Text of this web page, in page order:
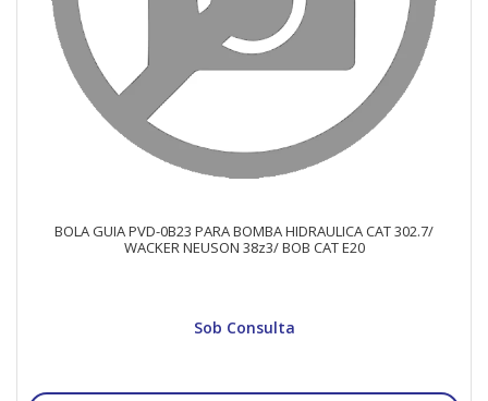
BOLA GUIA PVD-0B23 PARA BOMBA HIDRAULICA CAT 302.7/
WACKER NEUSON 38z3/ BOB CAT E20
Sob Consulta